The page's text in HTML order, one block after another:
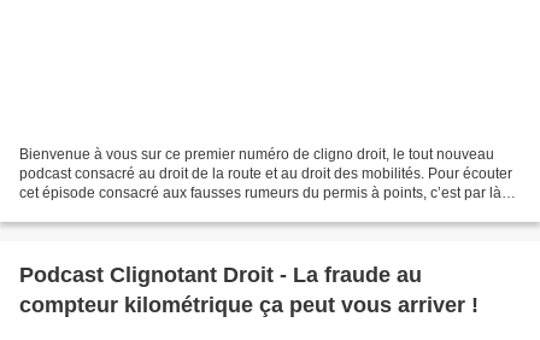
Bienvenue à vous sur ce premier numéro de cligno droit, le tout nouveau
podcast consacré au droit de la route et au droit des mobilités. Pour écouter
cet épisode consacré aux fausses rumeurs du permis à points, c’est par là…
Podcast Clignotant Droit - La fraude au
compteur kilométrique ça peut vous arriver !